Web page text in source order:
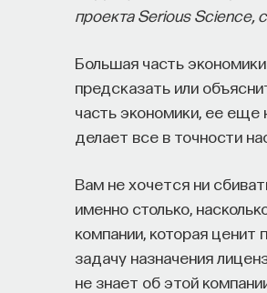
проекта Serious Science,
Большая часть
предсказать или
часть экономики, ее еще
делает все в точности
Вам не хочется ни
именно столько,
компании, которая
задачу назначения
не знает об этой
его приручить?
Как устроен самый
состояние сна для
мы проходим, какие
ресурсы восполнялись и
Ответы на эти и другие
управлять своим сном».
Пройдя этот курс, вы